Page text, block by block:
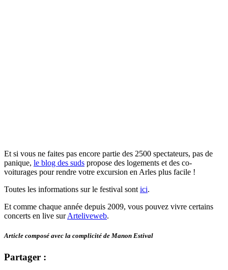
Et si vous ne faites pas encore partie des 2500 spectateurs, pas de
panique, le blog des suds propose des logements et des co-
voiturages pour rendre votre excursion en Arles plus facile !
Toutes les informations sur le festival sont ici.
Et comme chaque année depuis 2009, vous pouvez vivre certains
concerts en live surArteliveweb.
Article composé avec la complicité de Manon Estival
Partager :